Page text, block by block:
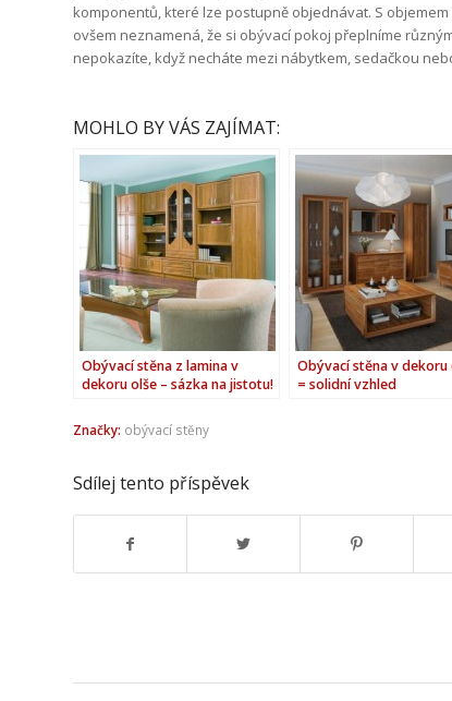
komponentů, které lze postupně objednávat. S
ovšem neznamená, že si obývací pokoj přeplníme
nepokazíte, když necháte mezi nábytkem, sedačkou
MOHLO BY VÁS ZAJÍMAT:
Obývací stěna z lamina v
dekoru olše – sázka na jistotu!
Obývací stěna v dekoru
= solidní vzhled
Značky: obývací stěny
Sdílej tento příspěvek